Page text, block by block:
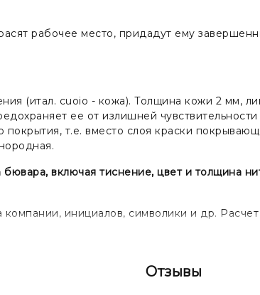
рабочее место, придадут ему
(итал. cuoio - кожа). Толщина кожи 2 мм,
ее от излишней
покрытия, т.е. вместо слоя краски
включая тиснение, цвет и толщина
инициалов, символики и др.
Отзывы